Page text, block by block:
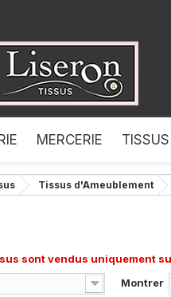
MERCERIE
Tissus d'Ameublement
sont vendus uniquement
Montrer